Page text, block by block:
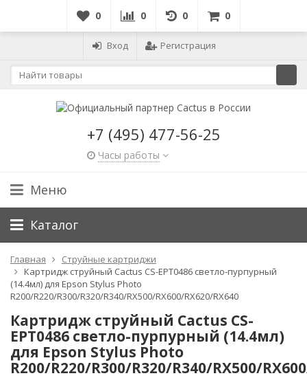
0 0 0 0
Вход Регистрация
+7 (495) 477-56-25
Часы работы
Меню
Каталог
Главная
Струйные картриджи
Картридж струйный Cactus CS-EPT0486 светло-пурпурный
(14.4мл) для Epson Stylus Photo
R200/R220/R300/R320/R340/RX500/RX600/RX620/RX640
Картридж струйный Cactus CS-
EPT0486 светло-пурпурный (14.4мл)
для Epson Stylus Photo
R200/R220/R300/R320/R340/RX500/